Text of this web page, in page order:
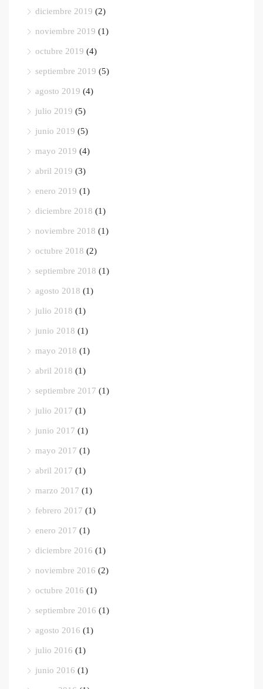
diciembre 2019 (2)
noviembre 2019 (1)
octubre 2019 (4)
septiembre 2019 (5)
agosto 2019 (4)
julio 2019 (5)
junio 2019 (5)
mayo 2019 (4)
abril 2019 (3)
enero 2019 (1)
diciembre 2018 (1)
noviembre 2018 (1)
octubre 2018 (2)
septiembre 2018 (1)
agosto 2018 (1)
julio 2018 (1)
junio 2018 (1)
mayo 2018 (1)
abril 2018 (1)
septiembre 2017 (1)
julio 2017 (1)
junio 2017 (1)
mayo 2017 (1)
abril 2017 (1)
marzo 2017 (1)
febrero 2017 (1)
enero 2017 (1)
diciembre 2016 (1)
noviembre 2016 (2)
octubre 2016 (1)
septiembre 2016 (1)
agosto 2016 (1)
julio 2016 (1)
junio 2016 (1)